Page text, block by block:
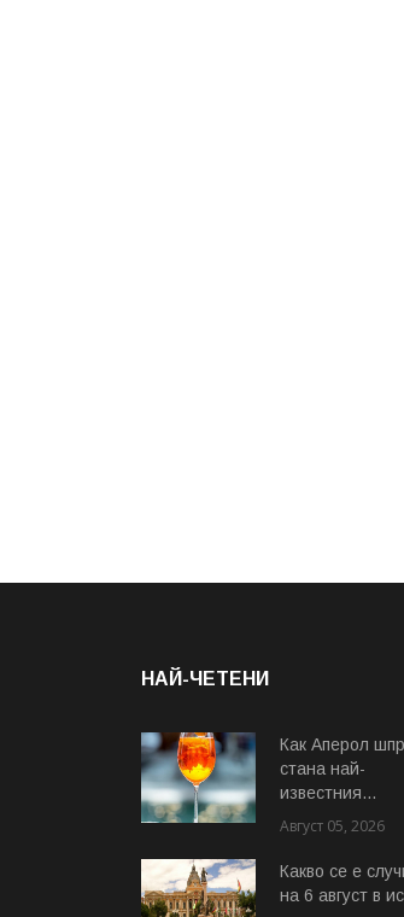
НАЙ-ЧЕТЕНИ
Как Аперол
стана най-
известния...
Август 05, 2026
Какво се е
на 6 август в